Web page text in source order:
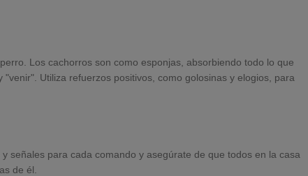
Los cachorros son como esponjas, absorbiendo todo lo que
Utiliza refuerzos positivos, como golosinas y elogios, para
señales para cada comando y asegúrate de que todos en la casa
de él.